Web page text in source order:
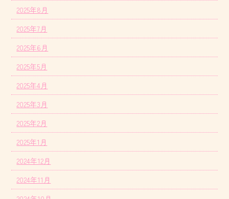
2025年8月
2025年7月
2025年6月
2025年5月
2025年4月
2025年3月
2025年2月
2025年1月
2024年12月
2024年11月